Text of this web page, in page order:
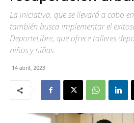
La iniciativa, que se llevará a cabo
también busca implementar el
DeporteLibre, que ofrece talleres
niños y niñas.
14 abril, 2023